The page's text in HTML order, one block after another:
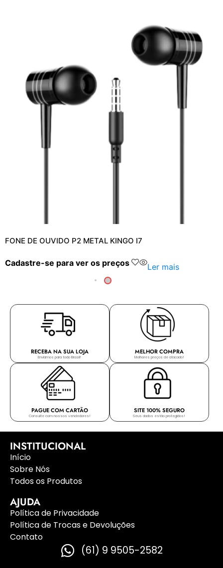
FONE DE OUVIDO P2 METAL KINGO I7
Cadastre-se para ver os preços Ler mais
RECEBA NA SUA LOJA
Enviamos para todo Brasil!
MELHOR COMPRA
Melhores preços de atacado!
PAGUE COM CARTÃO
Consulte com nossos vendedores!
SITE 100% SEGURO
Seus dados estão protegidos!
INSTITUCIONAL
Início
Sobre Nós
Todos os Produtos
AJUDA
Política de Privacidade
Política de Trocas e Devoluções
Contato
(61) 9 9505-2582